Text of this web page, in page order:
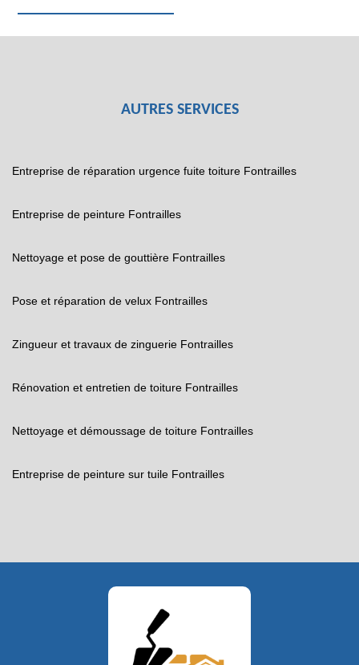
AUTRES SERVICES
Entreprise de réparation urgence fuite toiture Fontrailles
Entreprise de peinture Fontrailles
Nettoyage et pose de gouttière Fontrailles
Pose et réparation de velux Fontrailles
Zingueur et travaux de zinguerie Fontrailles
Rénovation et entretien de toiture Fontrailles
Nettoyage et démoussage de toiture Fontrailles
Entreprise de peinture sur tuile Fontrailles